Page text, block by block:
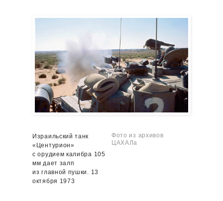
Израильский танк
«Центурион»
с орудием калибра 105
мм дает залп
из главной пушки. 13
октября 1973
Фото из архивов
ЦАХАЛа